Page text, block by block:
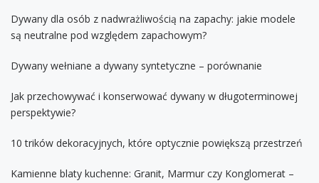
Dywany dla osób z nadwrażliwością na zapachy: jakie modele
są neutralne pod względem zapachowym?
Dywany wełniane a dywany syntetyczne – porównanie
Jak przechowywać i konserwować dywany w długoterminowej
perspektywie?
10 trików dekoracyjnych, które optycznie powiększą przestrzeń
Kamienne blaty kuchenne: Granit, Marmur czy Konglomerat –